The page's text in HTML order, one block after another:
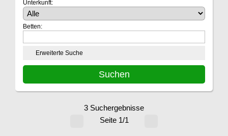
Unterkunft:
Betten:
Erweiterte Suche
3 Suchergebnisse
Seite 1/1